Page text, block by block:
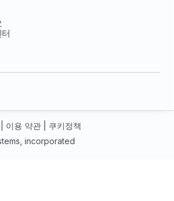
incorporated
이용 약관 쿠키정책